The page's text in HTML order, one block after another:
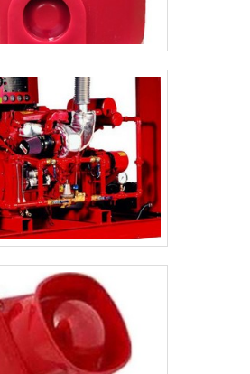
um orçamento!.